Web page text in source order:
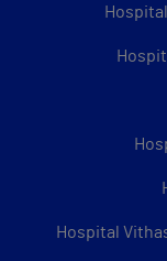
Hospital